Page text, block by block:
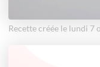
Recette créée le lundi 7